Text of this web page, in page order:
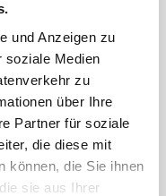
und Anzeigen zu
soziale Medien
zu
über Ihre
Partner für soziale
die diese mit
können, die Sie ihnen
sie aus Ihrer